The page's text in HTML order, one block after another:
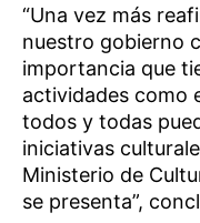
“Una vez más
nuestro gobierno
importancia que
actividades como
todos y todas
iniciativas
Ministerio de
se presenta”,